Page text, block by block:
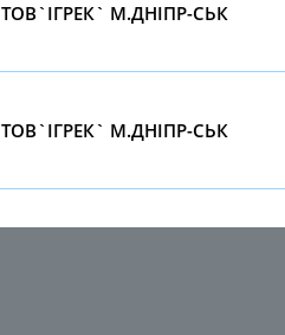
ТОВ`IГРЕК` М.ДНIПР-СЬК
ТОВ`IГРЕК` М.ДНIПР-СЬК